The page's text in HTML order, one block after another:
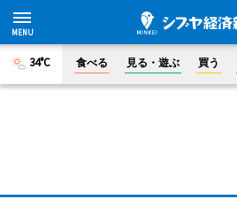
34°C 食べる 見る・遊ぶ 買う